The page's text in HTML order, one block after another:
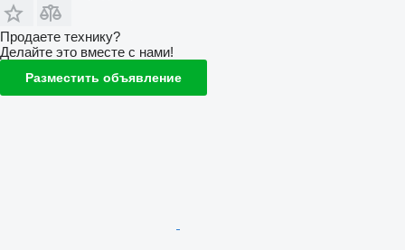
Продаете технику?
Делайте это вместе с нами!
Разместить объявление